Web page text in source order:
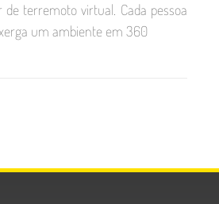
terremoto virtual. Cada pessoa
um ambiente em 360